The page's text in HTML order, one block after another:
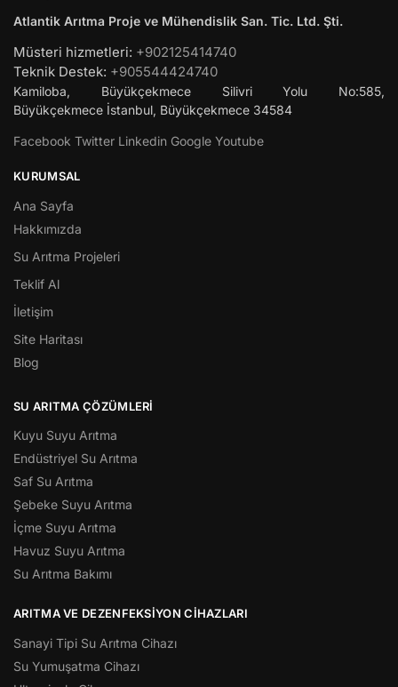
Atlantik Arıtma Proje ve Mühendislik San. Tic. Ltd. Şti.
Müsteri hizmetleri: +902125414740
Teknik Destek: +905544424740
Kamiloba, Büyükçekmece Silivri Yolu No:585,
Büyükçekmece İstanbul, Büyükçekmece 34584
Facebook Twitter Linkedin Google Youtube
KURUMSAL
Ana Sayfa
Hakkımızda
Su Arıtma Projeleri
Teklif Al
İletişim
Site Haritası
Blog
SU ARITMA ÇÖZÜMLERI
Kuyu Suyu Arıtma
Endüstriyel Su Arıtma
Saf Su Arıtma
Şebeke Suyu Arıtma
İçme Suyu Arıtma
Havuz Suyu Arıtma
Su Arıtma Bakımı
ARITMA VE DEZENFEKSIYON CIHAZLARI
Sanayi Tipi Su Arıtma Cihazı
Su Yumuşatma Cihazı